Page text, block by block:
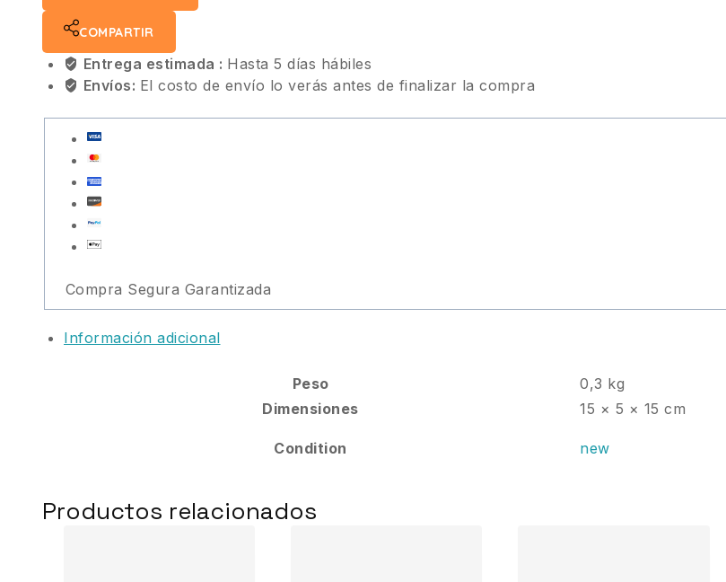
COMPARTIR
Entrega estimada : Hasta 5 días hábiles
Envíos: El costo de envío lo verás antes de finalizar la compra
Compra Segura Garantizada
Información adicional
Peso
0,3 kg
Dimensiones
15 × 5 × 15 cm
Condition new
Productos relacionados